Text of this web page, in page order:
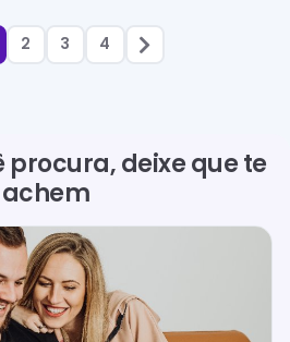
2 3 4
procura, deixe que te
achem